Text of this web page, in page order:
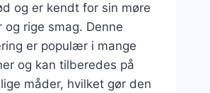
og er kendt for sin møre
og rige smag. Denne
er populær i mange
og kan tilberedes på
måder, hvilket gør den